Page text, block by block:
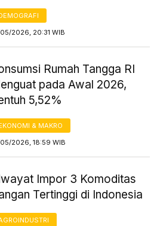
2026, 20:31 WIB
Rumah Tangga RI
pada Awal 2026,
5,52%
& MAKRO
2026, 18:59 WIB
Impor 3 Komoditas
Tertinggi di Indonesia